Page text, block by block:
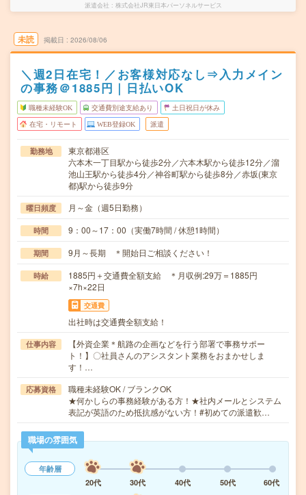
派遣会社 株式会社JR東日本パーソネルサービス
未読 掲載日 2026/08/06
＼週2日在宅！／お客様対応なし⇒入力メイン
の事務＠1885円｜日払いOK
職種未経験OK 交通費別途支給あり 土日祝日が休み
在宅・リモート WEB登録OK 派遣
勤務地
東京都港区
六本木一丁目駅から徒歩2分／六本木駅から徒歩12分／溜
池山王駅から徒歩4分／神谷町駅から徒歩8分／赤坂(東京
都)駅から徒歩9分
曜日頻度 月～金（週5日勤務）
時間 9：00～17：00（実働7時間 / 休憩1時間）
期間 9月～長期 ＊開始日ご相談ください！
時給
1885円＋交通費全額支給 ＊月収例:29万＝1885円
×7h×22日
交通費
出社時は交通費全額支給！
仕事内容
【外資企業＊航路の企画などを行う部署で事務サポー
ト！】〇社員さんのアシスタント業務をおまかせしま
す！…
応募資格
職種未経験OK / ブランクOK
★何かしらの事務経験がある方！★社内メールとシステム
表記が英語のため抵抗感がない方！#初めての派遣歓…
職場の雰囲気
年齢層
20代
30代 40代 50代
60代